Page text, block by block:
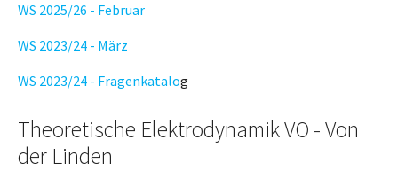
WS 2025/26 - Februar
WS 2023/24 - März
WS 2023/24 - Fragenkatalog
Theoretische Elektrodynamik VO - Von
der Linden